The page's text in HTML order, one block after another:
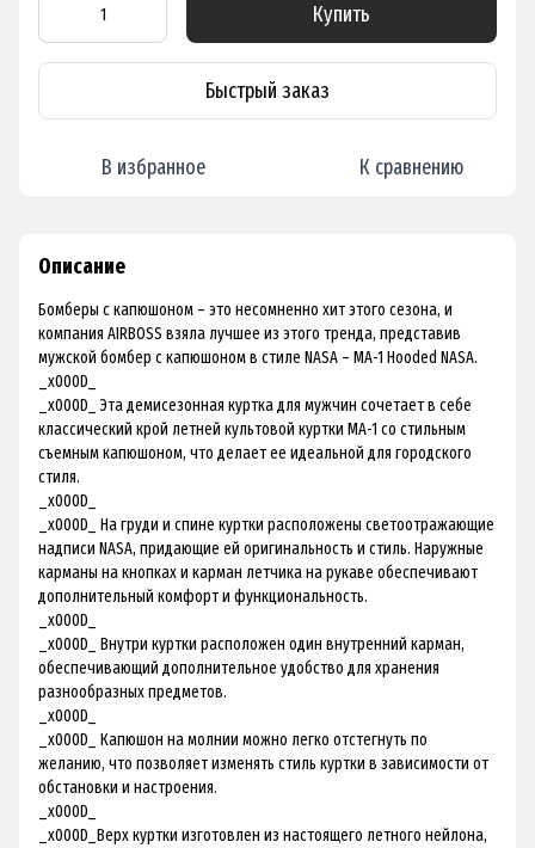
Купить
Быстрый заказ
В избранное К сравнению
Описание
Бомберы с капюшоном – это несомненно хит этого сезона, и
компания AIRBOSS взяла лучшее из этого тренда, представив
мужской бомбер с капюшоном в стиле NASA – MA-1 Hooded NASA.
_x000D_
_x000D_ Эта демисезонная куртка для мужчин сочетает в себе
классический крой летней культовой куртки МА-1 со стильным
съемным капюшоном, что делает ее идеальной для городского
стиля.
_x000D_
_x000D_ На груди и спине куртки расположены светоотражающие
надписи NASA, придающие ей оригинальность и стиль. Наружные
карманы на кнопках и карман летчика на рукаве обеспечивают
дополнительный комфорт и функциональность.
_x000D_
_x000D_ Внутри куртки расположен один внутренний карман,
обеспечивающий дополнительное удобство для хранения
разнообразных предметов.
_x000D_
_x000D_ Капюшон на молнии можно легко отстегнуть по
желанию, что позволяет изменять стиль куртки в зависимости от
обстановки и настроения.
_x000D_
_x000D_Верх куртки изготовлен из настоящего летного нейлона,